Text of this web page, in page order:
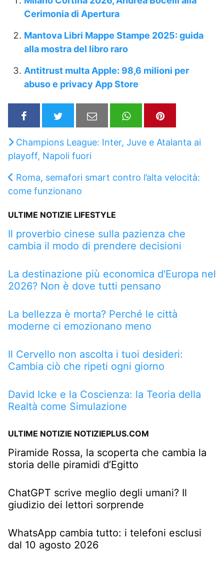
Cerimonia di Apertura
Mantova Libri Mappe Stampe 2025: guida
alla mostra del libro raro
Antitrust multa Apple: 98,6 milioni per
abuso e privacy App Store
Champions League: Inter, Juve e Atalanta ai
playoff, Napoli fuori
Roma, semafori smart contro l’alta velocità:
come funzionano
ULTIME NOTIZIE LIFESTYLE
Il proverbio cinese sulla pazienza che
cambia il modo di prendere decisioni
La destinazione più economica d'Europa nel
2026? Non è dove tutti pensano
La bellezza è morta? Perché le città
moderne ci emozionano meno
Il Cervello non ascolta i tuoi desideri:
Cambia ciò che ripeti ogni giorno
David Icke e la Coscienza: la Teoria della
Realtà come Simulazione
ULTIME NOTIZIE NOTIZIEPLUS.COM
Piramide Rossa, la scoperta che cambia la
storia delle piramidi d’Egitto
ChatGPT scrive meglio degli umani? Il
giudizio dei lettori sorprende
WhatsApp cambia tutto: i telefoni esclusi
dal 10 agosto 2026